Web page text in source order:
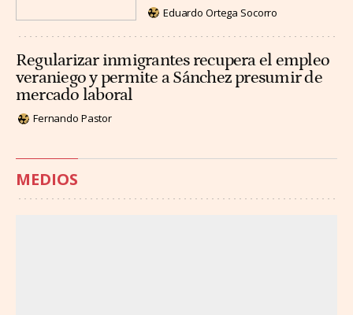
Eduardo Ortega Socorro
Regularizar inmigrantes recupera el empleo
veraniego y permite a Sánchez presumir de
mercado laboral
Fernando Pastor
MEDIOS